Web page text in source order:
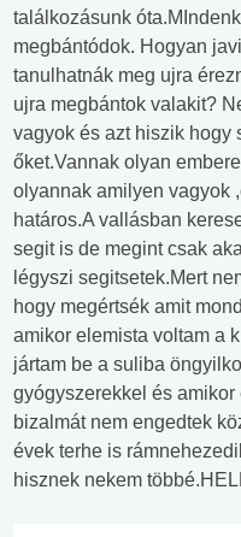
találkozásunk
megbántódok. Hogyan
tanulhatnák meg ujra
ujra megbántok valakit?
vagyok és azt hiszik hogy
őket.Vannak olyan
olyannak amilyen vagyok
határos.A vallásban
segit is de megint csak
légyszi segitsetek.Mert
hogy megértsék amit
amikor elemista voltam a
jártam be a suliba
gyógyszerekkel és
bizalmát nem engedtek
évek terhe is
hisznek nekem